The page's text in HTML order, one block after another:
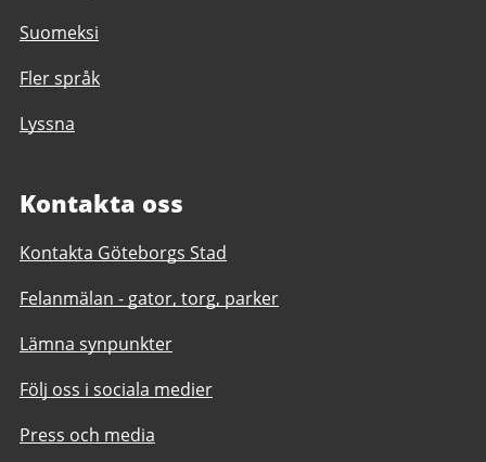
Suomeksi
Fler språk
Lyssna
Kontakta oss
Kontakta Göteborgs Stad
Felanmälan - gator, torg, parker
Lämna synpunkter
Följ oss i sociala medier
Press och media